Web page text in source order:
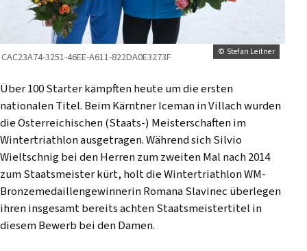
© Stefan Leitner
CAC23A74-3251-46EE-A611-822DA0E3273F
Über 100 Starter kämpften heute um die ersten
nationalen Titel. Beim Kärntner Iceman in Villach wurden
die Österreichischen (Staats-) Meisterschaften im
Wintertriathlon ausgetragen. Während sich Silvio
Wieltschnig bei den Herren zum zweiten Mal nach 2014
zum Staatsmeister kürt, holt die Wintertriathlon WM-
Bronzemedaillengewinnerin Romana Slavinec überlegen
ihren insgesamt bereits achten Staatsmeistertitel in
diesem Bewerb bei den Damen.